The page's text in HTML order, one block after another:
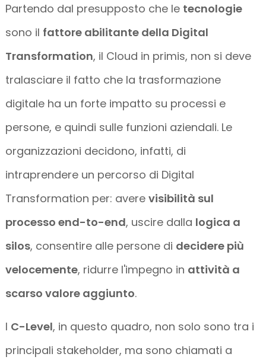
Partendo dal presupposto che le tecnologie
sono il fattore abilitante della Digital
Transformation, il Cloud in primis, non si deve
tralasciare il fatto che la trasformazione
digitale ha un forte impatto su processi e
persone, e quindi sulle funzioni aziendali. Le
organizzazioni decidono, infatti, di
intraprendere un percorso di Digital
Transformation per: averevisibilità sul
processo end-to-end, uscire dalla logica a
silos, consentire alle persone di decidere più
velocemente, ridurre l'impegno in attività a
scarso valore aggiunto.
I C-Level, in questo quadro, non solo sono tra i
principali stakeholder, ma sono chiamati a